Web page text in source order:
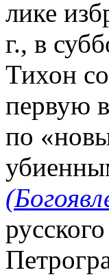
лике
г., в
Тихон
первую
по